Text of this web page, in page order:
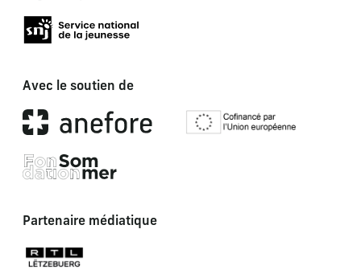
Avec le soutien de
Partenaire médiatique